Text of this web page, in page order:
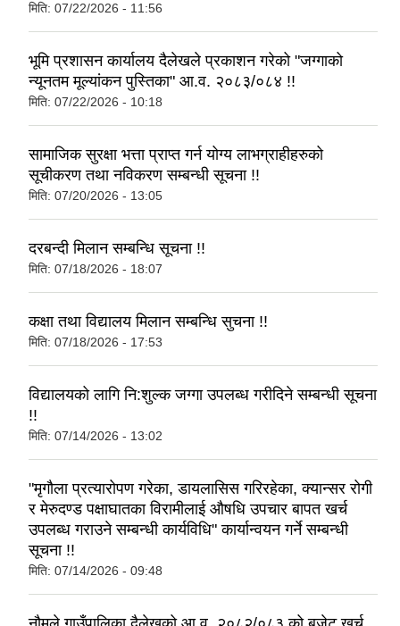
मिति: 07/22/2026 - 11:56
भूमि प्रशासन कार्यालय दैलेखले प्रकाशन गरेको "जग्गाको
न्यूनतम मूल्यांकन पुस्तिका" आ.व. २०८३/०८४ !!
मिति: 07/22/2026 - 10:18
सामाजिक सुरक्षा भत्ता प्राप्त गर्न योग्य लाभग्राहीहरुको
सूचीकरण तथा नविकरण सम्बन्धी सूचना !!
मिति: 07/20/2026 - 13:05
दरबन्दी मिलान सम्बन्धि सूचना !!
मिति: 07/18/2026 - 18:07
कक्षा तथा विद्यालय मिलान सम्बन्धि सुचना !!
मिति: 07/18/2026 - 17:53
विद्यालयको लागि नि:शुल्क जग्गा उपलब्ध गरीदिने सम्बन्धी सूचना
!!
मिति: 07/14/2026 - 13:02
"मृगौला प्रत्यारोपण गरेका, डायलासिस गरिरहेका, क्यान्सर रोगी
र मेरुदण्ड पक्षाघातका विरामीलाई औषधि उपचार बापत खर्च
उपलब्ध गराउने सम्बन्धी कार्यविधि" कार्यान्वयन गर्ने सम्बन्धी
सूचना !!
मिति: 07/14/2026 - 09:48